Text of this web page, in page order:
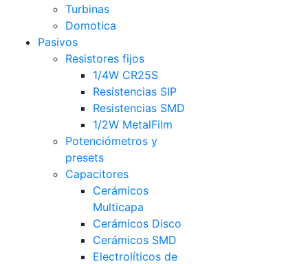
Turbinas
Domotica
Pasivos
Resistores fijos
1/4W CR25S
Resistencias SIP
Resistencias SMD
1/2W MetalFilm
Potenciómetros y
presets
Capacitores
Cerámicos
Multicapa
Cerámicos Disco
Cerámicos SMD
Electrolíticos de